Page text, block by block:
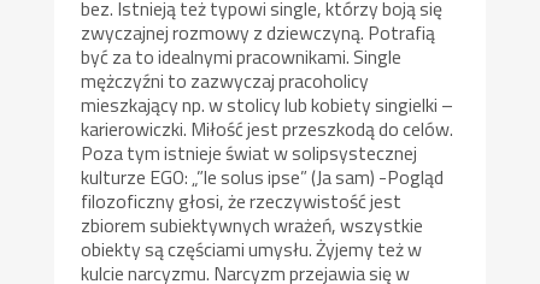
bez. Istnieją też typowi single, którzy boją się
zwyczajnej rozmowy z dziewczyną. Potrafią
być za to idealnymi pracownikami. Single
mężczyźni to zazwyczaj pracoholicy
mieszkający np. w stolicy lub kobiety singielki –
karierowiczki. Miłość jest przeszkodą do celów.
Poza tym istnieje świat w solipsystecznej
kulturze EGO: „”le solus ipse” (Ja sam) -Pogląd
filozoficzny głosi, że rzeczywistość jest
zbiorem subiektywnych wrażeń, wszystkie
obiekty są częściami umysłu. Żyjemy też w
kulcie narcyzmu. Narcyzm przejawia się w